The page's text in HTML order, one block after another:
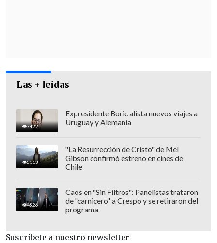
Las + leídas
7422
Expresidente Boric alista nuevos viajes a
Uruguay y Alemania
5113
"La Resurrección de Cristo" de Mel
Gibson confirmó estreno en cines de
Chile
4526
Caos en "Sin Filtros": Panelistas trataron
de "carnicero" a Crespo y se retiraron del
programa
Suscríbete a nuestro newsletter